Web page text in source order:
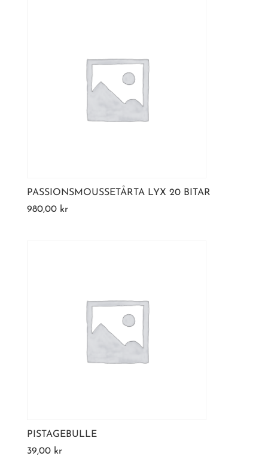
PASSIONSMOUSSETÅRTA LYX 20 BITAR
980,00 kr
PISTAGEBULLE
39,00 kr